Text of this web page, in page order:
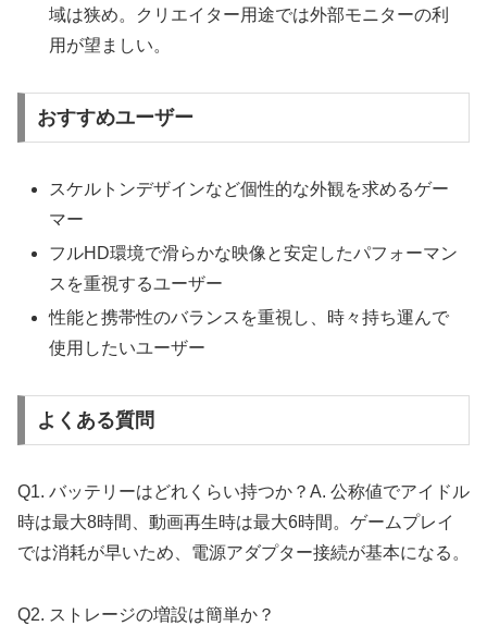
域は狭め。クリエイター用途では外部モニターの利
用が望ましい。
おすすめユーザー
スケルトンデザインなど個性的な外観を求めるゲー
マー
フルHD環境で滑らかな映像と安定したパフォーマン
スを重視するユーザー
性能と携帯性のバランスを重視し、時々持ち運んで
使用したいユーザー
よくある質問
Q1. バッテリーはどれくらい持つか？A. 公称値でアイドル
時は最大8時間、動画再生時は最大6時間。ゲームプレイ
では消耗が早いため、電源アダプター接続が基本になる。
Q2. ストレージの増設は簡単か？